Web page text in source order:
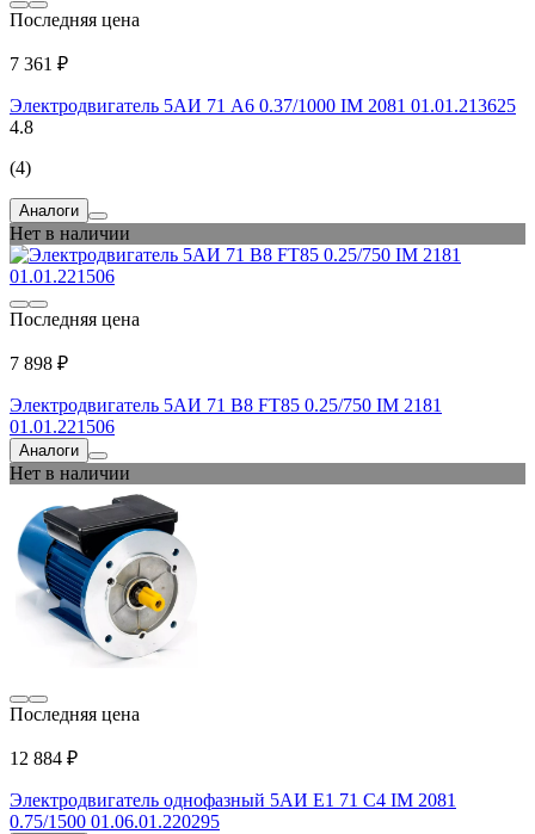
Последняя цена
7 361 ₽
Электродвигатель 5АИ 71 А6 0.37/1000 IM 2081 01.01.213625
4.8
(4)
Аналоги
Нет в наличии
Последняя цена
7 898 ₽
Электродвигатель 5АИ 71 В8 FT85 0.25/750 IM 2181
01.01.221506
Аналоги
Нет в наличии
Последняя цена
12 884 ₽
Электродвигатель однофазный 5АИ Е1 71 С4 IM 2081
0.75/1500 01.06.01.220295